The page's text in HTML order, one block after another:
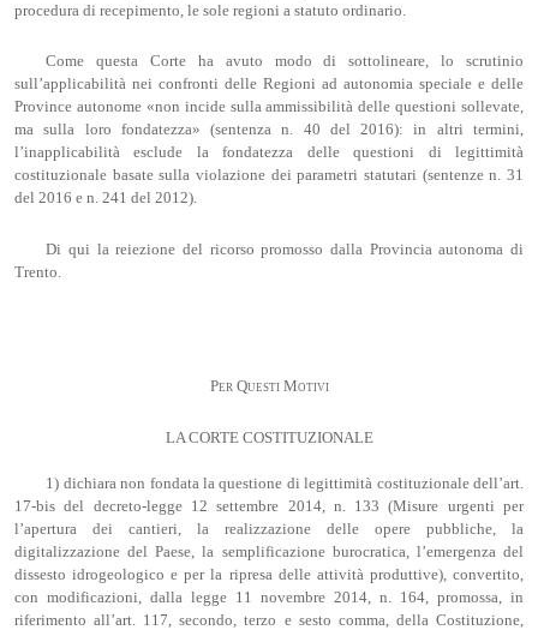
procedura di recepimento, le sole regioni a statuto ordinario.
Come questa Corte ha avuto modo di sottolineare, lo scrutinio
sull’applicabilità nei confronti delle Regioni ad autonomia speciale e delle
Province autonome «non incide sulla ammissibilità delle questioni sollevate,
ma sulla loro fondatezza» (sentenza n. 40 del 2016): in altri termini,
l’inapplicabilità esclude la fondatezza delle questioni di legittimità
costituzionale basate sulla violazione dei parametri statutari (sentenze n. 31
del 2016 e n. 241 del 2012).
Di qui la reiezione del ricorso promosso dalla Provincia autonoma di
Trento.
Per Questi Motivi
LA CORTE COSTITUZIONALE
1) dichiara non fondata la questione di legittimità costituzionale dell’art.
17-bis del decreto-legge 12 settembre 2014, n. 133 (Misure urgenti per
l’apertura dei cantieri, la realizzazione delle opere pubbliche, la
digitalizzazione del Paese, la semplificazione burocratica, l’emergenza del
dissesto idrogeologico e per la ripresa delle attività produttive), convertito,
con modificazioni, dalla legge 11 novembre 2014, n. 164, promossa, in
riferimento all’art. 117, secondo, terzo e sesto comma, della Costituzione,